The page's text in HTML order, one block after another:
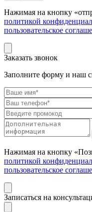
Нажимая на кнопку
политикой
пользовательское
Заказать звонок
Заполните форму и наш
Нажимая на кнопку
политикой
пользовательское
Записаться на